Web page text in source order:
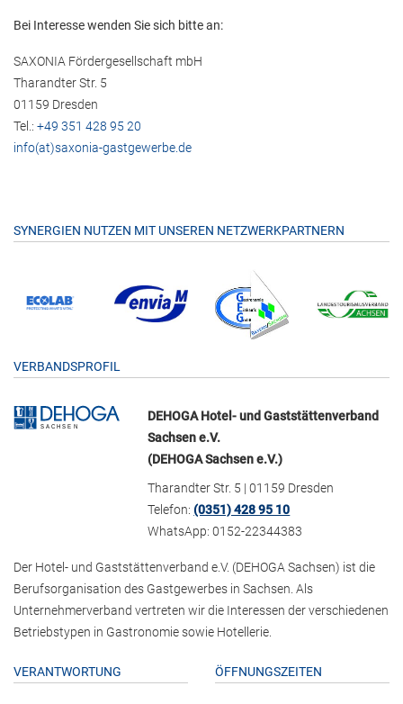
Bei Interesse wenden Sie sich bitte an:
SAXONIA Fördergesellschaft mbH
Tharandter Str. 5
01159 Dresden
Tel.: +49 351 428 95 20
info(at)saxonia-gastgewerbe.de
SYNERGIEN NUTZEN MIT UNSEREN NETZWERKPARTNERN
VERBANDSPROFIL
DEHOGA Hotel- und Gaststättenverband
Sachsen e.V.
(DEHOGA Sachsen e.V.)
Tharandter Str. 5 | 01159 Dresden
Telefon:(0351) 428 95 10
WhatsApp: 0152-22344383
Der Hotel- und Gaststättenverband e.V. (DEHOGA Sachsen) ist die
Berufsorganisation des Gastgewerbes in Sachsen. Als
Unternehmerverband vertreten wir die Interessen der verschiedenen
Betriebstypen in Gastronomie sowie Hotellerie.
VERANTWORTUNG ÖFFNUNGSZEITEN